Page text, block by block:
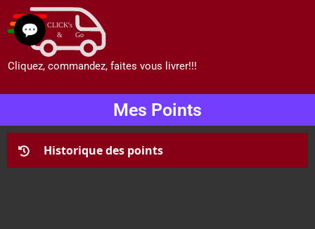
Cliquez, commandez, faites vous livrer!!!
Mes Points
Historique des points
💬